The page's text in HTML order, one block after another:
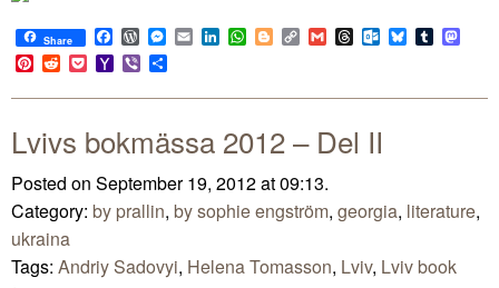
Share Facebook
WordPress
Messenger
EmailLinkedIn
WhatsApp
BloggerCopy
Link
GmailThreadsOutlook.com
BlueskyTumblr
Pinterest
RedditPocketYahoo
Mail
Viber
Lvivs bokmässa 2012 – Del II
Posted on September 19, 2012 at 09:13.
Category: by prallin, by sophie engström, georgia, literature,
ukraina
Tags: Andriy Sadovyi, Helena Tomasson, Lviv, Lviv book